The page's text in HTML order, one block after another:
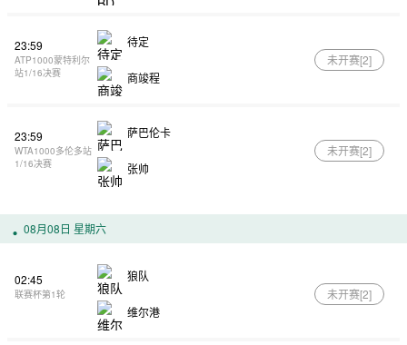
23:59
ATP1000蒙特利尔
站1/16决赛
待定
商竣程
未开赛[2]
23:59
WTA1000多伦多站
1/16决赛
萨巴伦卡
张帅
未开赛[2]
08月08日 星期六
02:45
联赛杯第1轮
狼队
维尔港
未开赛[2]